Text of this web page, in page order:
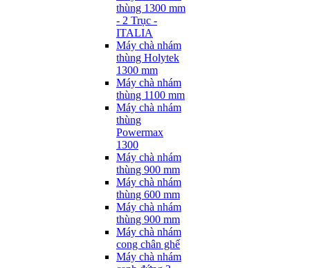
thùng 1300 mm
- 2 Trục -
ITALIA
Máy chà nhám
thùng Holytek
1300 mm
Máy chà nhám
thùng 1100 mm
Máy chà nhám
thùng
Powermax
1300
Máy chà nhám
thùng 900 mm
Máy chà nhám
thùng 600 mm
Máy chà nhám
thùng 900 mm
Máy chà nhám
cong chân ghế
Máy chà nhám